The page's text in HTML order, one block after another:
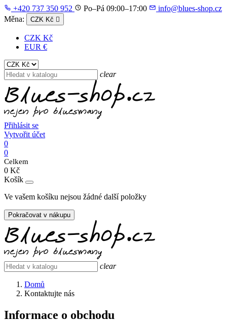
+420 737 350 952 Po–Pá 09:00–17:00
info@blues-shop.cz
Měna:
CZK Kč 
CZK Kč
EUR €
clear
Přihlásit se
Vytvořit účet
0
0
Celkem
0 Kč
Košík
Ve vašem košíku nejsou žádné další položky
Pokračovat v nákupu
clear
Domů
Kontaktujte nás
Informace o obchodu